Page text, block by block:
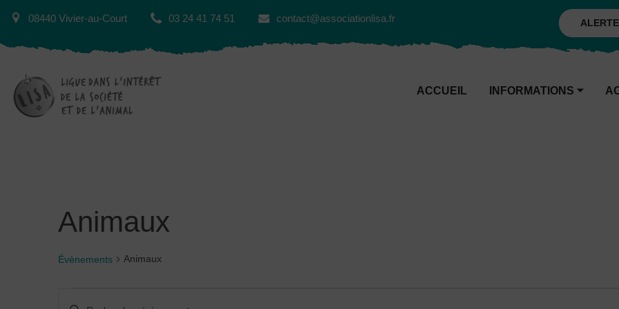
08440 Vivier-au-Court 03 24 41 74 51 contact@associationlisa.fr
ACCUEIL INFORMATIONS ⏷
Animaux
Évènements Animaux
Saisir